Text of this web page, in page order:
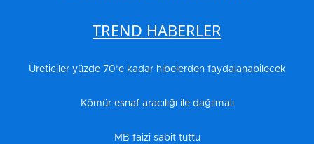
TREND HABERLER
Üreticiler yüzde 70’e kadar hibelerden faydalanabilecek
Kömür esnaf aracılığı ile dağılmalı
MB faizi sabit tuttu